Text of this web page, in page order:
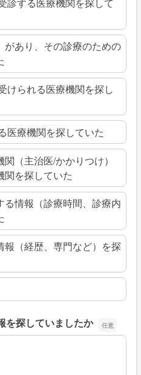
診する医療機関を探して
があり、その診療のための
けられる医療機関を探し
医療機関を探していた
（主治医/かかりつけ）
関を探していた
情報（診療時間、診療内
（経歴、専門など）を探
を探していましたか
探していましたか